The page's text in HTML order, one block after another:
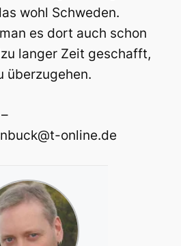
wohl Schweden.
es dort auch schon
langer Zeit geschafft,
überzugehen.
online.de